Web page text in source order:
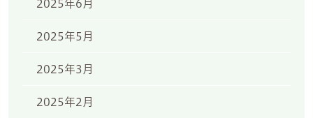
2025年6月
2025年5月
2025年3月
2025年2月